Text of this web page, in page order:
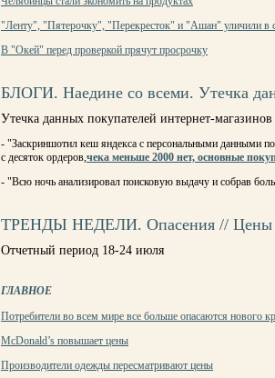
"Ленту", "Пятерочку", "Перекресток" и "Ашан" уличили в
В "Окей" перед проверкой прячут просрочку
БЛОГИ. Наедине со всеми. Утечка
Утечка данных покупателей интернет-
- "Заскриншотил кеш яндекса с персональными данными
с десяток ордеров,чека меньше 2000 нет, основные
- "Всю ночь анализировал поисковую выдачу и собрав
ТРЕНДЫ НЕДЕЛИ. Опасения // Цены
Отчетный период 18-24 июля
ГЛАВНОЕ
Потребители во всем мире все больше опасаются нового
McDonald’s повышает цены
Производители одежды пересматривают цены